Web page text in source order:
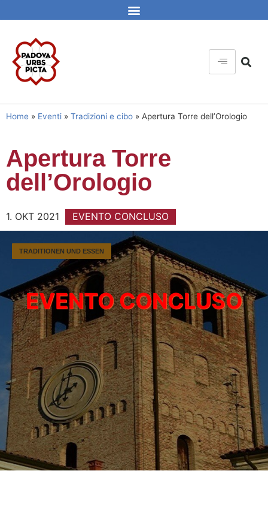
Home » Eventi » Tradizioni e cibo » Apertura Torre dell’Orologio
Apertura Torre
dell’Orologio
1. OKT 2021 EVENTO CONCLUSO
TRADITIONEN UND ESSEN